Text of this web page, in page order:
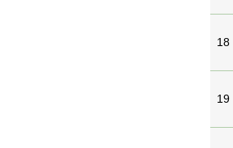
18
19